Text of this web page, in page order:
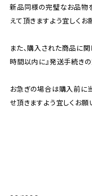
新品同様の完璧なお品物
えて頂きますよう宜しくお
また、購入された商品に
時間以内に』発送手続きの
お急ぎの場合は購入前に
せ頂きますよう宜しくお願